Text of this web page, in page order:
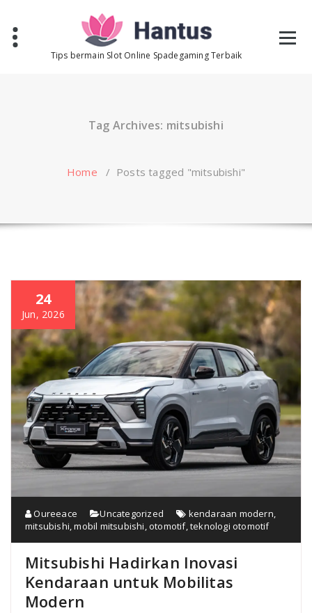
content
Tips bermain Slot Online Spadegaming Terbaik
Tag Archives: mitsubishi
Home / Posts tagged "mitsubishi"
24
Jun, 2026
Oureeace Uncategorized kendaraan modern,
mitsubishi,mobil mitsubishi,otomotif,teknologi otomotif
Mitsubishi Hadirkan Inovasi
Kendaraan untuk Mobilitas
Modern